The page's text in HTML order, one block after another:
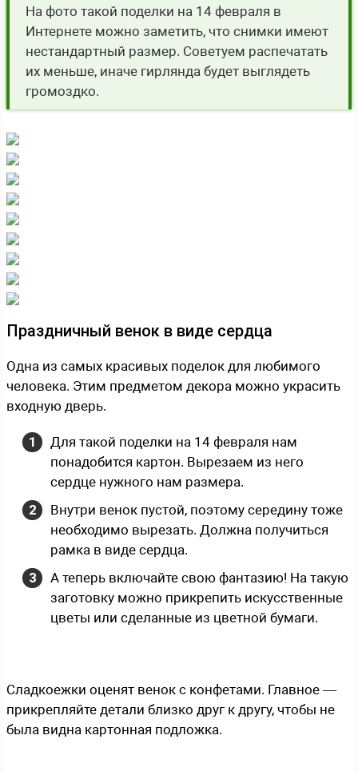
На фото такой поделки на 14 февраля в
Интернете можно заметить, что снимки имеют
нестандартный размер. Советуем распечатать
их меньше, иначе гирлянда будет выглядеть
громоздко.
Праздничный венок в виде сердца
Одна из самых красивых поделок для любимого
человека. Этим предметом декора можно украсить
входную дверь.
Для такой поделки на 14 февраля нам
понадобится картон. Вырезаем из него
сердце нужного нам размера.
Внутри венок пустой, поэтому середину тоже
необходимо вырезать. Должна получиться
рамка в виде сердца.
А теперь включайте свою фантазию! На такую
заготовку можно прикрепить искусственные
цветы или сделанные из цветной бумаги.
Сладкоежки оценят венок с конфетами. Главное —
прикрепляйте детали близко друг к другу, чтобы не
была видна картонная подложка.